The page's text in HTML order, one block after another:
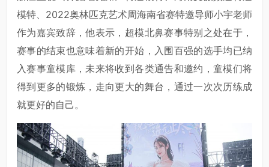
模特、2022奥林匹克艺术周海南省赛特邀导师小宇老师
作为嘉宾致辞，他表示，超模北鼻赛事特别之处在于，
赛事的结束也意味着新的开始，入围百强的选手均已纳
入赛事童模库，未来将收到各类通告和邀约，童模们将
得到更多的锻炼，走向更大的舞台，通过一次次历练成
就更好的自己。